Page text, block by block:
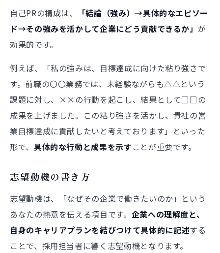
自己PRの構成は、
「結論（強み）→具体的なエピソー
ド→その強みを活かして企業にどう貢献できるか」 が
効果的です。
例えば、「私の強みは、目標達成に向けた粘り強さで
す。前職の〇〇業務では、未経験ながらも△△という
課題に対し、××の行動を起こし、結果として□□の
成果を上げました。この粘り強さを活かし、貴社の営
業目標達成に貢献したいと考えております」といった
形で、 具体的な行動と成果を示す ことが重要です。
志望動機の書き方
志望動機は、「なぜその企業で働きたいのか」という
あなたの熱意を伝える項目です。 企業への理解度と、
自身のキャリアプランを結びつけて具体的に記述する
ことで、採用担当者に響く志望動機となります。